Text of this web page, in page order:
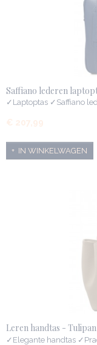
Saffiano lederen
✓Laptoptas ✓Saffiano
€ 207,99
IN WINKELWAGEN
Leren handtas - Tulipan
✓Elegante handtas